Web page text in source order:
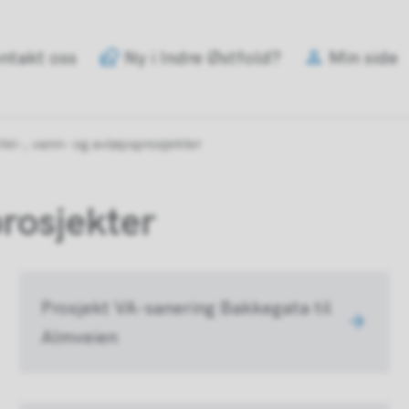
oss Ny i Indre Østfold? Min side
Vei-, vann- og avløpsprosjekter
Prosjekt VA-sanering Bakkegata til
Almveien